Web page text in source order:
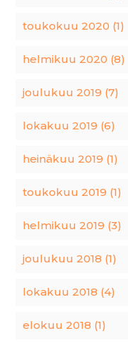
toukokuu 2020 (1)
helmikuu 2020 (8)
joulukuu 2019 (7)
lokakuu 2019 (6)
heinäkuu 2019 (1)
toukokuu 2019 (1)
helmikuu 2019 (3)
joulukuu 2018 (1)
lokakuu 2018 (4)
elokuu 2018 (1)